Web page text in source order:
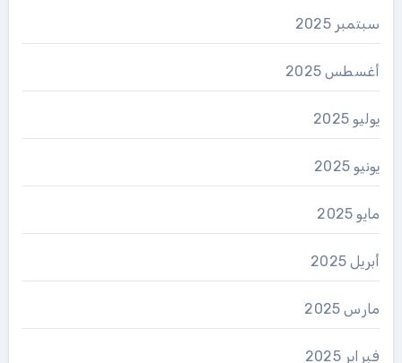
سبتمبر 2025
أغسطس 2025
يوليو 2025
يونيو 2025
مايو 2025
أبريل 2025
مارس 2025
فبراير 2025